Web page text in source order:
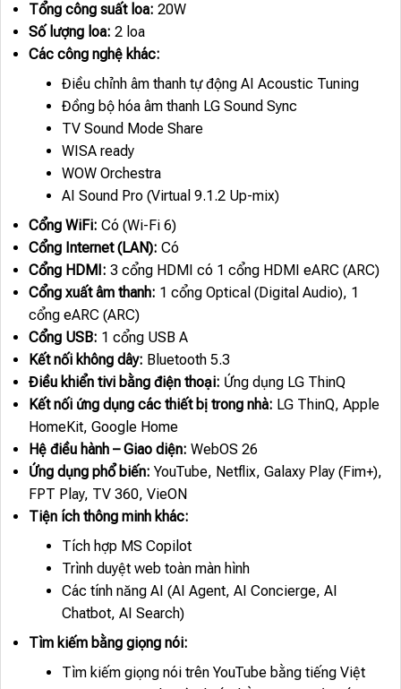
Tổng công suất loa: 20W
Số lượng loa: 2 loa
Các công nghệ khác:
Điều chỉnh âm thanh tự động AI Acoustic Tuning
Đồng bộ hóa âm thanh LG Sound Sync
TV Sound Mode Share
WISA ready
WOW Orchestra
AI Sound Pro (Virtual 9.1.2 Up-mix)
Cổng WiFi: Có (Wi-Fi 6)
Cổng Internet (LAN): Có
Cổng HDMI: 3 cổng HDMI có 1 cổng HDMI eARC (ARC)
Cổng xuất âm thanh: 1 cổng Optical (Digital Audio), 1
cổng eARC (ARC)
Cổng USB: 1 cổng USB A
Kết nối không dây: Bluetooth 5.3
Điều khiển tivi bằng điện thoại: Ứng dụng LG ThinQ
Kết nối ứng dụng các thiết bị trong nhà: LG ThinQ, Apple
HomeKit, Google Home
Hệ điều hành – Giao diện: WebOS 26
Ứng dụng phổ biến: YouTube, Netflix, Galaxy Play (Fim+),
FPT Play, TV 360, VieON
Tiện ích thông minh khác:
Tích hợp MS Copilot
Trình duyệt web toàn màn hình
Các tính năng AI (AI Agent, AI Concierge, AI
Chatbot, AI Search)
Tìm kiếm bằng giọng nói:
Tìm kiếm giọng nói trên YouTube bằng tiếng Việt